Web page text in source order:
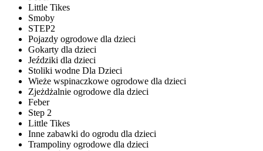
Little Tikes
Smoby
STEP2
Pojazdy ogrodowe dla dzieci
Gokarty dla dzieci
Jeździki dla dzieci
Stoliki wodne Dla Dzieci
Wieże wspinaczkowe ogrodowe dla dzieci
Zjeżdżalnie ogrodowe dla dzieci
Feber
Step 2
Little Tikes
Inne zabawki do ogrodu dla dzieci
Trampoliny ogrodowe dla dzieci